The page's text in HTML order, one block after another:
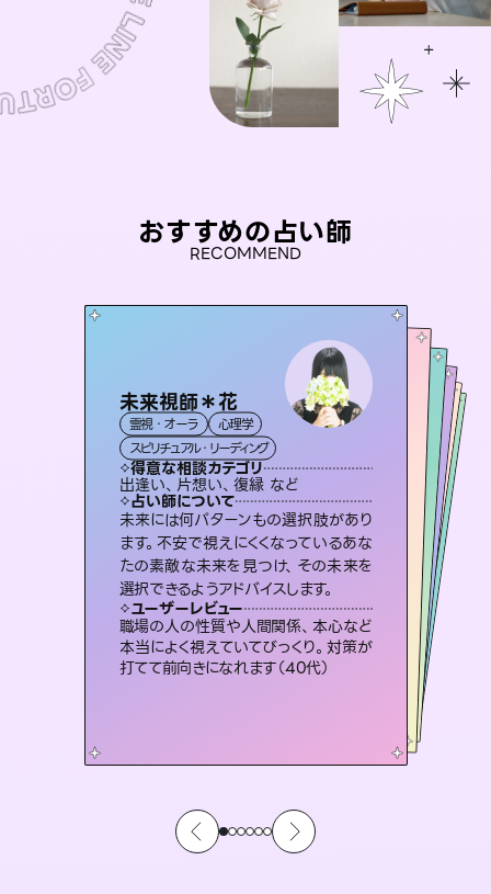
おすすめの占い師
RECOMMEND
未来視師＊花
霊視・オーラ
心理学
スピリチュアル・リーディング
得意な相談カテゴリ
出逢い、片想い、復縁 など
占い師について
未来には何パターンもの選択肢があり
ます。不安で視えにくくなっているあな
たの素敵な未来を見つけ、その未来を
選択できるようアドバイスします。
ユーザーレビュー
職場の人の性質や人間関係、本心など
本当によく視えていてびっくり。対策が
打てて前向きになれます（40代）
桃源珠羽（とうげんみう）
霊視・オーラ タロット
スピリチュアル・リーディング
得意な相談カテゴリ
片想い、あの人の気持ち、復縁 など
占い師について
恋愛のお悩みの中でも特に「曖昧な関
係」の相談を得意としており、友達以上
恋人未満なお相手との今後や本音を丁
寧に読み解き恋愛成就へと導きます。
ユーザーレビュー
鑑定していただいてアドバイス通りに行
動すると仲が復活してきました。ありが
とうございました（40代 女性）
彗望（すいぼう
霊視・オーラ
スピリチュアル・リーディング
得意な相談カテゴリ
片想い、あの人の気持ち、復縁 など
占い師について
3,700年以上の歴史を持つ東洋最古の
占術「易占」で詳細まで占い、幸せへ向
かう道筋を示します。厳しい結果にも具
体的な対策をお伝えします。
ユーザーレビュー
複雑な背景もしっかり聞いて鑑定して
いただけました。気持ちが楽になりまし
た（50代 女性）
アイリス -iris-
西洋占星術
ルーン
得意な相談カテゴリ
恋愛総合、片想い、二人の未来 など
占い師について
復縁、恋愛、不倫の行方、同性愛や片思い、仕事関係や借金問題まで知りたいことや心の負担になっていることを紐解き、背中をそっと押して導きます。
ユーザーレビュー
安心感のあり、言い切ってくれる所や濁
さない鑑定のおかげで、毎回自分の気
持ちを整えられます（30代 男性）
おう 霊感オラクル
霊視・オーラ
オラクルカード
得意な相談カテゴリ
恋愛総合、あの人の気持ち など
占い師について
霊視×オラクルカードを使って「今」と
「未来」そして「気になるあの人の気持
ち」まで丁寧に読み解き、恋や人生のヒ
ントを優しく引き出します。
ユーザーレビュー
不安な気持ちが嘘みたいに晴れまし
た…！よく視えていらっしゃるんだなと
感じました（40代 女性）
セラピスト理恵
霊視・オーラ タロット
スピリチュアル・リーディング
得意な相談カテゴリ
片想い、二人の未来、年の差 など
占い師について
連絡再開、復縁、成就などの報告実績
多数。セラピストとして2万超の施術経
験があるからこそできる鑑定で、より良
い未来をサポートします。
ユーザーレビュー
とても心温まる鑑定でした。しかもこち
らは何も言っていないのに視えていらっ
しゃるんだなと驚きです（30代女性）